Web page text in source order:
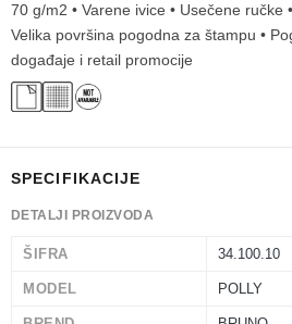
70 g/m2 • Varene ivice • Usečene ručke
Velika površina pogodna za štampu •
događaje i retail promocije
SPECIFIKACIJE
DETALJI PROIZVODA
ŠIFRA 34.100.10
MODEL POLLY